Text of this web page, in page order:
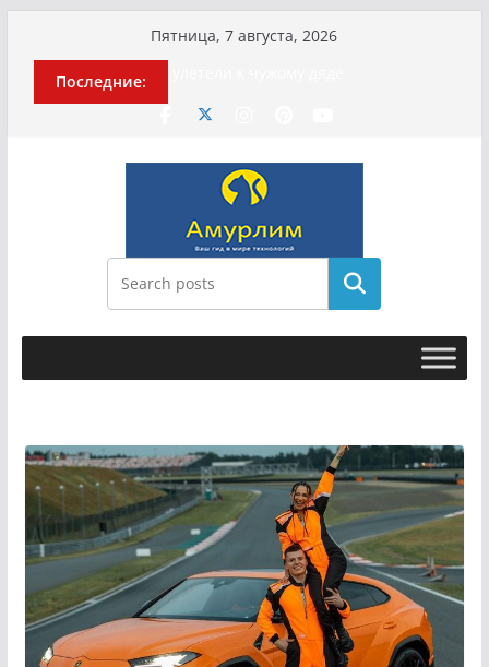
содержимому
Пятница, 7 августа, 2026
Последние:
Эхо турецкой трагедии: почему
МотоТани?
Гусейна Гасанова заочно
приговорили к четырём годам
Илью Ремесло задержали по делу о
фейках о российской армии
Новые криминальные хроники
связали Диану Шурыгину и Настю
Холод
Поиск